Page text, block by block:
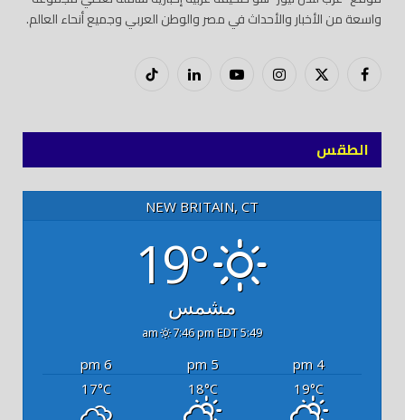
واسعة من الأخبار والأحداث في مصر والوطن العربي وجميع أنحاء العالم.
فيسبوكX
إنستغراميوتيوب لينكدود
تيك
الطقس
NEW BRITAIN, CT
19°
مشمس
5:49 am
7:46 pm EDT
4 pm
5 pm
6 pm
19°C
18°C
17°C